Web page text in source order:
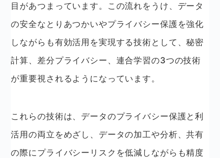
目があつまっています。この流れをうけ、データ
の安全なとりあつかいやプライバシー保護を強化
しながらも有効活用を実現する技術として、秘密
計算、差分プライバシー、連合学習の3つの技術
が重要視されるようになっています。
これらの技術は、データのプライバシー保護と利
活用の両立をめざし、データの加工や分析、共有
の際にプライバシーリスクを低減しながらも精度